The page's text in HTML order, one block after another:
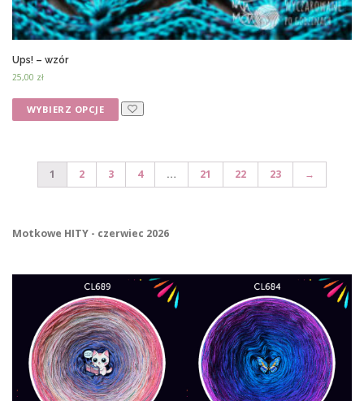
Ups! – wzór
25,00 zł
WYBIERZ OPCJE
1 2 3 4 … 21 22 23 →
Motkowe HITY - czerwiec 2026